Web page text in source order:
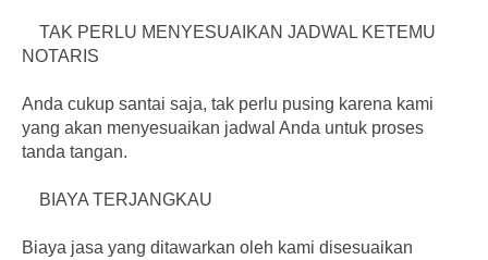
TAK PERLU MENYESUAIKAN JADWAL KETEMU
NOTARIS
Anda cukup santai saja, tak perlu pusing karena kami
yang akan menyesuaikan jadwal Anda untuk proses
tanda tangan.
BIAYA TERJANGKAU
Biaya jasa yang ditawarkan oleh kami disesuaikan